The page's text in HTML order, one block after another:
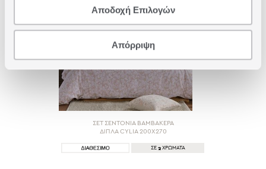
Αποδοχή Επιλογών
Απόρριψη
ΣΕΤ ΣΕΝΤΟΝΙΑ ΒΑΜΒΑΚΕΡΑ
ΔΙΠΛΑ CYLIA 200Χ270
ΣΕ 2 ΧΡΩΜΑΤΑ